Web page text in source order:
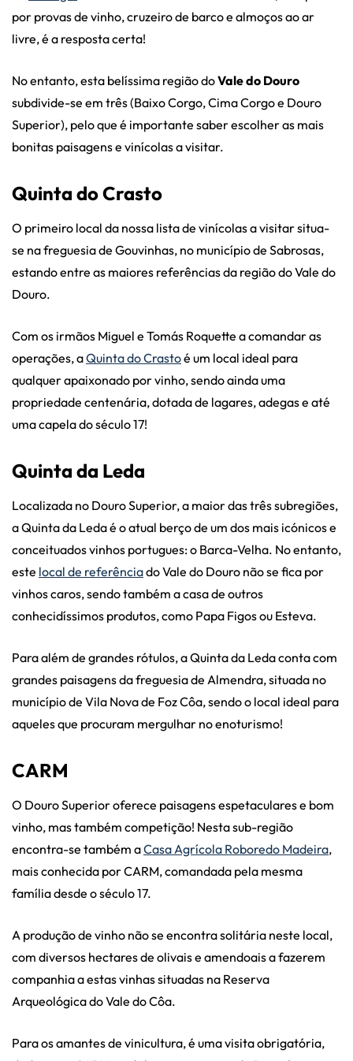
por provas de vinho, cruzeiro de barco e almoços ao ar
livre, é a resposta certa!
No entanto, esta belíssima região doVale do Douro
subdivide-se em três (Baixo Corgo, Cima Corgo e Douro
Superior), pelo que é importante saber escolher as mais
bonitas paisagens e vinícolas a visitar.
Quinta do Crasto
O primeiro local da nossa lista de vinícolas a visitar situa-
se na freguesia de Gouvinhas, no município de Sabrosas,
estando entre as maiores referências da região do Vale do
Douro.
Com os irmãos Miguel e Tomás Roquette a comandar as
operações, aQuinta do Crastoé um local ideal para
qualquer apaixonado por vinho, sendo ainda uma
propriedade centenária, dotada de lagares, adegas e até
uma capela do século 17!
Quinta da Leda
Localizada no Douro Superior, a maior das três subregiões,
a Quinta da Leda é o atual berço de um dos mais icónicos e
conceituados vinhos portugues: o Barca-Velha. No entanto,
este local de referênciado Vale do Douro não se fica por
vinhos caros, sendo também a casa de outros
conhecidíssimos produtos, como Papa Figos ou Esteva.
Para além de grandes rótulos, a Quinta da Leda conta com
grandes paisagens da freguesia de Almendra, situada no
município de Vila Nova de Foz Côa, sendo o local ideal para
aqueles que procuram mergulhar no enoturismo!
CARM
O Douro Superior oferece paisagens espetaculares e bom
vinho, mas também competição! Nesta sub-região
encontra-se também aCasa Agrícola Roboredo Madeira,
mais conhecida por CARM, comandada pela mesma
família desde o século 17.
A produção de vinho não se encontra solitária neste local,
com diversos hectares de olivais e amendoais a fazerem
companhia a estas vinhas situadas na Reserva
Arqueológica do Vale do Côa.
Para os amantes de vinicultura, é uma visita obrigatória,